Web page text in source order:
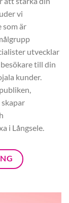
vi
som är
utvecklar
till din
kunder.
i Långsele.